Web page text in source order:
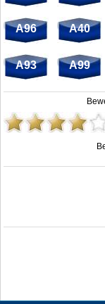
A96 A40
A93 A99
Raststätte Hösel